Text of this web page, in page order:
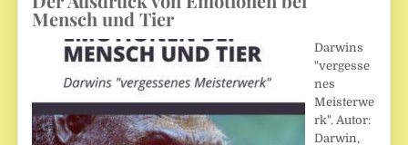
Mensch und Tier
Darwins
"vergesse
nes
Meisterwe
rk". Autor:
Darwin,